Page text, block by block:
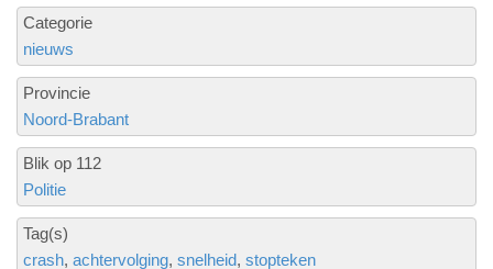
Categorie
nieuws
Provincie
Noord-Brabant
Blik op 112
Politie
Tag(s)
crash achtervolging snelheid stopteken